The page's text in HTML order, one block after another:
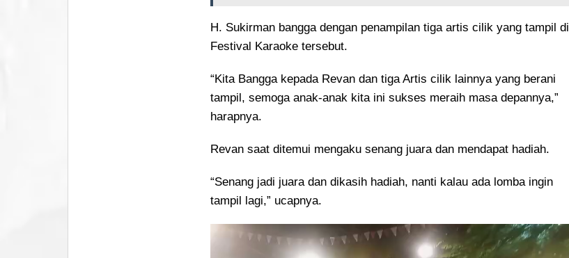
H. Sukirman bangga dengan penampilan tiga artis cilik yang tampil di
Festival Karaoke tersebut.
“Kita Bangga kepada Revan dan tiga Artis cilik lainnya yang berani
tampil, semoga anak-anak kita ini sukses meraih masa depannya,”
harapnya.
Revan saat ditemui mengaku senang juara dan mendapat hadiah.
“Senang jadi juara dan dikasih hadiah, nanti kalau ada lomba ingin
tampil lagi,” ucapnya.